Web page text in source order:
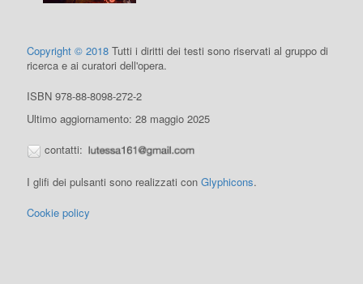
Copyright © 2018 Tutti i diritti dei testi sono riservati al gruppo di
ricerca e ai curatori dell'opera.
ISBN 978-88-8098-272-2
Ultimo aggiornamento: 28 maggio 2025
contatti:
I glifi dei pulsanti sono realizzati conGlyphicons.
Cookie policy